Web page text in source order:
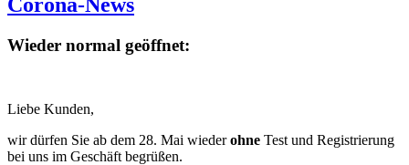
Wieder normal geöffnet:
Liebe Kunden,
wir dürfen Sie ab dem 28. Mai wiederohne Test und Registrierung
bei uns im Geschäft begrüßen.